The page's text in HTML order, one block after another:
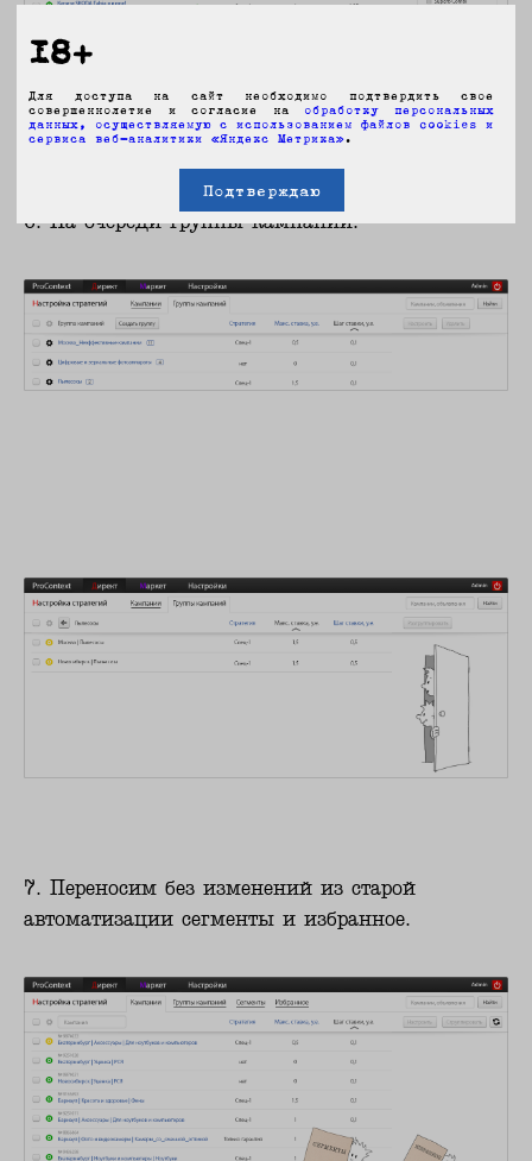
6. На очереди группы кампаний.
7. Переносим без изменений из старой
автоматизации сегменты и избранное.
18+
Для доступа на сайт необходимо подтвердить свое
совершеннолетие и согласие на обработку персональных
данных, осуществляемую с использованием файлов cookies и
сервиса веб-аналитики «Яндекс Метрика».
Подтверждаю